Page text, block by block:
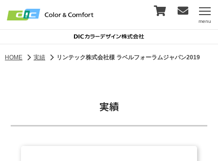
menu
HOME 実績 リンテック株式会社様 ラベルフォーラムジャパン2019
実績